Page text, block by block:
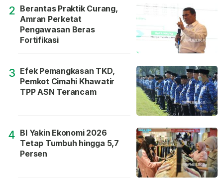
2 Berantas Praktik Curang,
Amran Perketat
Pengawasan Beras
Fortifikasi
3 Efek Pemangkasan TKD,
Pemkot Cimahi Khawatir
TPP ASN Terancam
4 BI Yakin Ekonomi 2026
Tetap Tumbuh hingga 5,7
Persen